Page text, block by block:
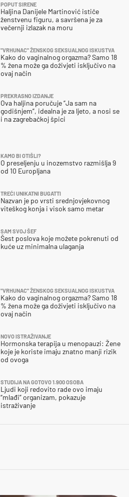
"VRHUNAC" ŽENSKOG SEKSUALNOG ISKUSTVA
Kako do vaginalnog orgazma? Samo 18
% žena može ga doživjeti isključivo na
ovaj način
NOVO ISTRAŽIVANJE
Hormonska terapija u menopauzi: Žene
koje je koriste imaju znatno manji rizik
od ovoga
STUDIJA NA GOTOVO 1.900 OSOBA
Ljudi koji redovito rade ovo imaju
“mlađi” organizam, pokazuje
istraživanje
KAMO BI OTIŠLI?
O preseljenju u inozemstvo razmišlja 9
od 10 Europljana
TREĆI UNIKATNI BUGATTI
Nazvan je po vrsti srednjovjekovnog
viteškog konja i visok samo metar
SAM SVOJ ŠEF
Šest poslova koje možete pokrenuti od
kuće uz minimalna ulaganja
POPUT SIRENE
Haljina Danijele Martinović ističe
ženstvenu figuru, a savršena je za
večernji izlazak na moru
"VRHUNAC" ŽENSKOG SEKSUALNOG ISKUSTVA
Kako do vaginalnog orgazma? Samo 18
% žena može ga doživjeti isključivo na
ovaj način
PREKRASNO IZDANJE
Ova haljina poručuje “Ja sam na
godišnjem”, idealna je za ljeto, a nosi se
i na zagrebačkoj špici